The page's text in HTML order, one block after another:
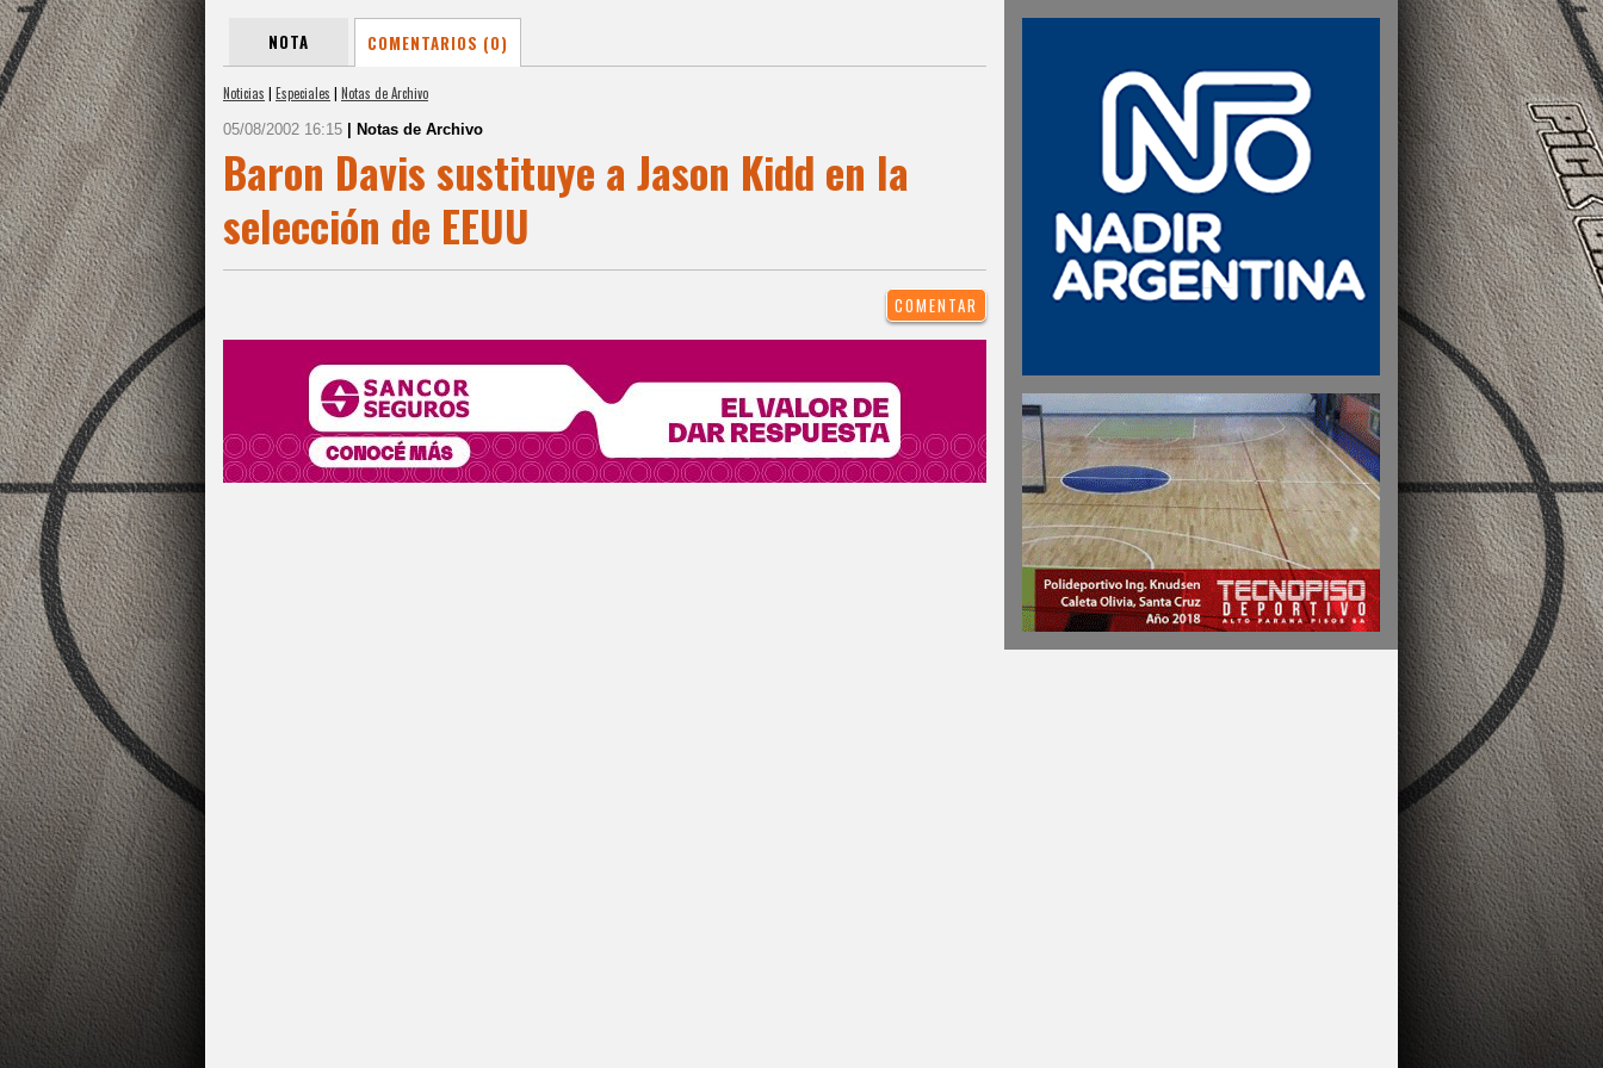
NOTA COMENTARIOS (0)
Noticias | Especiales | Notas de Archivo
05/08/2002 16:15 | Notas de Archivo
Baron Davis sustituye a Jason Kidd en la
selección de EEUU